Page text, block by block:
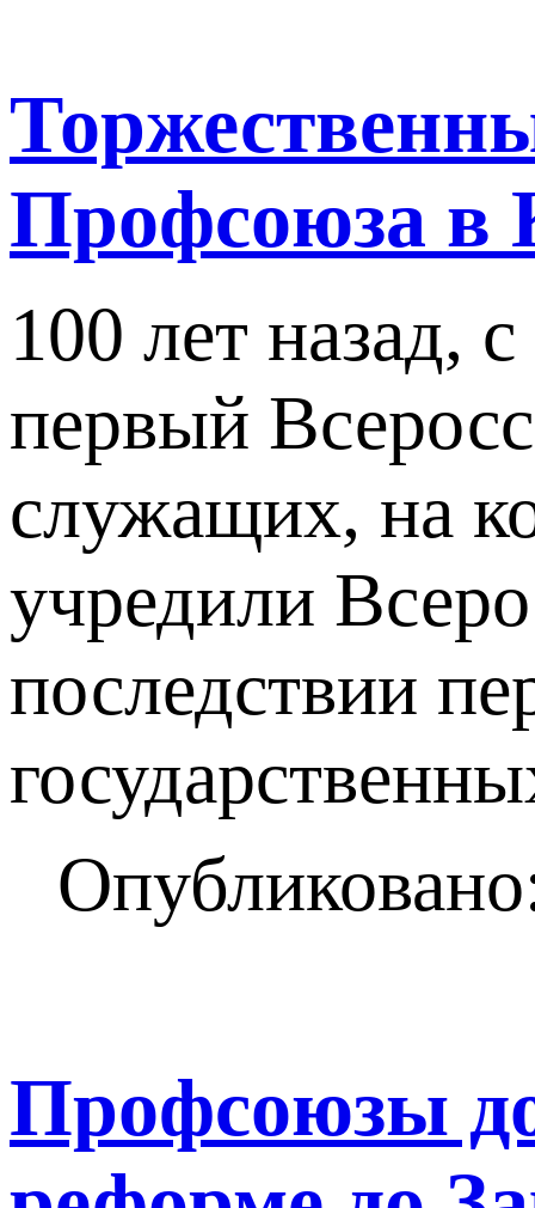
Профсоюза в
100 лет назад,
первый
служащих, на
учредили
последствии
Профсоюзы